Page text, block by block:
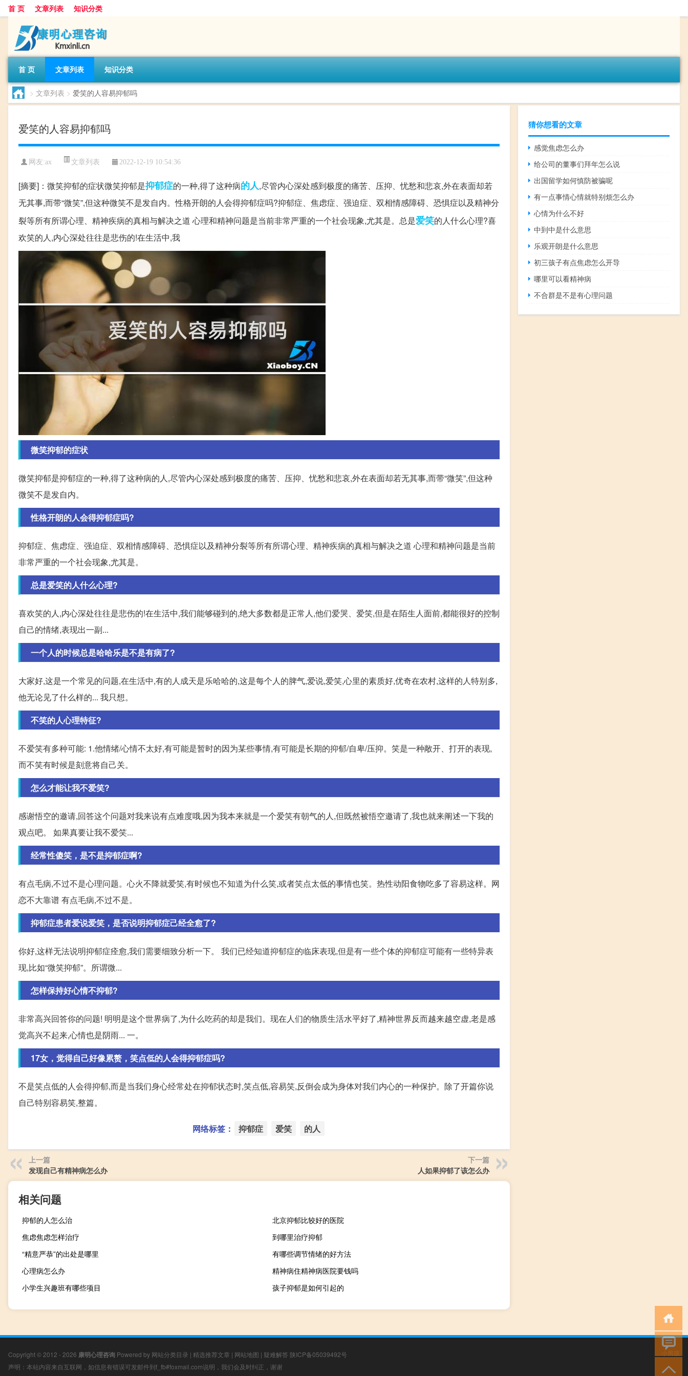
首 页 文章列表 知识分类
首 页 文章列表 知识分类
> 文章列表 > 爱笑的人容易抑郁吗
爱笑的人容易抑郁吗
网友:ax 文章列表 2022-12-19 10:54:36
[摘要]：微笑抑郁的症状微笑抑郁是抑郁症的一种,得了这种病的人,尽管内心深处感到极度的痛苦、压抑、忧愁和悲哀,外在表面却若
无其事,而带“微笑”,但这种微笑不是发自内。性格开朗的人会得抑郁症吗?抑郁症、焦虑症、强迫症、双相情感障碍、恐惧症以及精神分
裂等所有所谓心理、精神疾病的真相与解决之道 心理和精神问题是当前非常严重的一个社会现象,尤其是。总是爱笑的人什么心理?喜
欢笑的人,内心深处往往是悲伤的!在生活中,我
微笑抑郁的症状
微笑抑郁是抑郁症的一种,得了这种病的人,尽管内心深处感到极度的痛苦、压抑、忧愁和悲哀,外在表面却若无其事,而带“微笑”,但这种
微笑不是发自内。
性格开朗的人会得抑郁症吗?
抑郁症、焦虑症、强迫症、双相情感障碍、恐惧症以及精神分裂等所有所谓心理、精神疾病的真相与解决之道 心理和精神问题是当前
非常严重的一个社会现象,尤其是。
总是爱笑的人什么心理?
喜欢笑的人,内心深处往往是悲伤的!在生活中,我们能够碰到的,绝大多数都是正常人,他们爱哭、爱笑,但是在陌生人面前,都能很好的控制
自己的情绪,表现出一副...
一个人的时候总是哈哈乐是不是有病了?
大家好,这是一个常见的问题,在生活中,有的人成天是乐哈哈的,这是每个人的脾气,爱说,爱笑,心里的素质好,优奇在农村,这样的人特别多,
他无论见了什么样的... 我只想。
不笑的人心理特征?
不爱笑有多种可能: 1.他情绪/心情不太好,有可能是暂时的因为某些事情,有可能是长期的抑郁/自卑/压抑。笑是一种敞开、打开的表现,
而不笑有时候是刻意将自己关。
怎么才能让我不爱笑?
感谢悟空的邀请,回答这个问题对我来说有点难度哦,因为我本来就是一个爱笑有朝气的人,但既然被悟空邀请了,我也就来阐述一下我的
观点吧。 如果真要让我不爱笑...
经常性傻笑，是不是抑郁症啊?
有点毛病,不过不是心理问题。心火不降就爱笑,有时候也不知道为什么笑,或者笑点太低的事情也笑。热性动阳食物吃多了容易这样。网
恋不大靠谱 有点毛病,不过不是。
抑郁症患者爱说爱笑，是否说明抑郁症己经全愈了?
你好,这样无法说明抑郁症痊愈,我们需要细致分析一下。 我们已经知道抑郁症的临床表现,但是有一些个体的抑郁症可能有一些特异表
现,比如“微笑抑郁”。所谓微...
怎样保持好心情不抑郁?
非常高兴回答你的问题! 明明是这个世界病了,为什么吃药的却是我们。现在人们的物质生活水平好了,精神世界反而越来越空虚,老是感
觉高兴不起来,心情也是阴雨... 一。
17女，觉得自己好像累赘，笑点低的人会得抑郁症吗?
不是笑点低的人会得抑郁,而是当我们身心经常处在抑郁状态时,笑点低,容易笑,反倒会成为身体对我们内心的一种保护。除了开篇你说
自己特别容易笑,整篇。
网络标签： 抑郁症 爱笑 的人
上一篇
发现自己有精神病怎么办
下一篇
人如果抑郁了该怎么办
相关问题
抑郁的人怎么治
北京抑郁比较好的医院
焦虑焦虑怎样治疗
到哪里治疗抑郁
“精意严恭”的出处是哪里
有哪些调节情绪的好方法
心理病怎么办
精神病住精神病医院要钱吗
小学生兴趣班有哪些项目
孩子抑郁是如何引起的
猜你想看的文章
感觉焦虑怎么办
给公司的董事们拜年怎么说
出国留学如何慎防被骗呢
有一点事情心情就特别烦怎么办
心情为什么不好
中到中是什么意思
乐观开朗是什么意思
初三孩子有点焦虑怎么开导
哪里可以看精神病
不合群是不是有心理问题
Copyright © 2012 - 2026 康明心理咨询 Powered by 网站分类目录 | 精选推荐文章 | 网站地图 | 疑难解答 陕ICP备05039492号
声明：本站内容来自互联网，如信息有错误可发邮件到f_fb#foxmail.com说明，我们会及时纠正，谢谢
小男孩